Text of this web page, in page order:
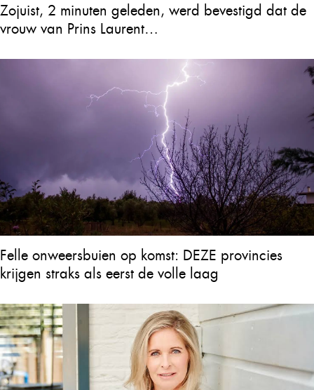
Zojuist, 2 minuten geleden, werd bevestigd dat de
vrouw van Prins Laurent…
Felle onweersbuien op komst: DEZE provincies
krijgen straks als eerst de volle laag